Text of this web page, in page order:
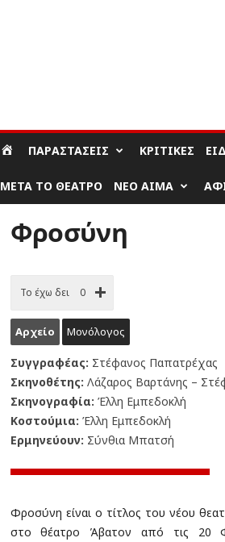
ΠΑΡΑΣΤΆΣΕΙΣ ΚΡΙΤΙΚΈΣ
ΜΕΤΆ ΤΟ ΘΈΑΤΡΟ ΝΈΟ ΑΊΜΑ
Φροσύνη
Το έχω δει 0
Αρχείο Μονόλογος
Συγγραφέας: Στέφανος Παπατρέχας
Σκηνοθέτης: Λάζαρος Βαρτάνης –
Σκηνογραφία: Έλλη Εμπεδοκλή
Κοστούμια: Έλλη Εμπεδοκλή
Ερμηνεύουν: Σύνθια Μπατσή
Φροσύνη είναι ο τίτλος του νέου
στο θέατρο Άβατον από τις 20